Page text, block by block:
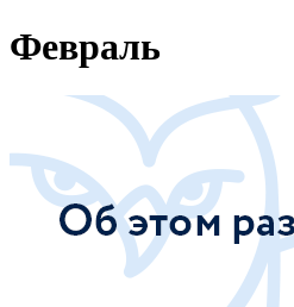
Февраль